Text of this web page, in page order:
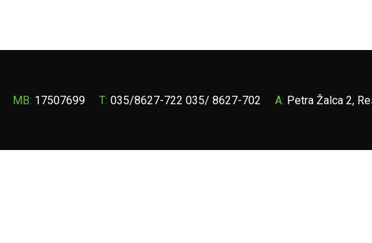
MB: 17507699 T: 035/8627-722 035/ 8627-702 A: Petra Žalca 2,